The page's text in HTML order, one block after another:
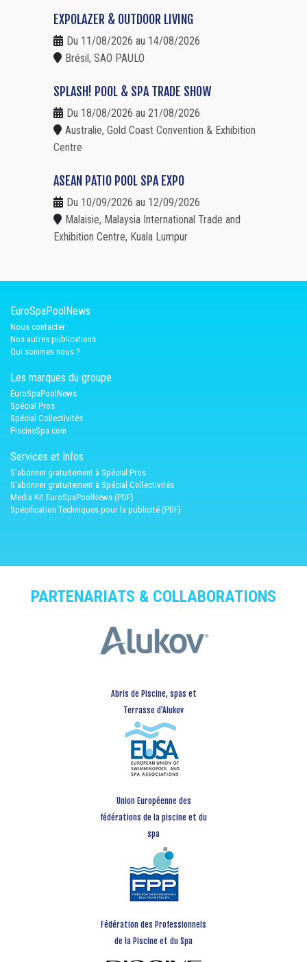
EXPOLAZER & OUTDOOR LIVING
Du 11/08/2026 au 14/08/2026
Brésil, SAO PAULO
SPLASH! POOL & SPA TRADE SHOW
Du 18/08/2026 au 21/08/2026
Australie, Gold Coast Convention & Exhibition
Centre
ASEAN PATIO POOL SPA EXPO
Du 10/09/2026 au 12/09/2026
Malaisie, Malaysia International Trade and
Exhibition Centre, Kuala Lumpur
EuroSpaPoolNews
Nous contacter
Nos autres publications
Qui sommes nous ?
Les marques du groupe
EuroSpaPoolNews
Spécial Pros
Spécial Collectivités
PiscineSpa.com
Services et Infos
S'abonner gratuitement à Spécial Pros
S'abonner gratuitement à Spécial Collectivités
Media Kit EuroSpaPoolNews (PDF)
Spécification Techniques pour la publicité (PDF)
PARTENARIATS & COLLABORATIONS
Abris de Piscine, spas et
Terrasse d’Alukov
Union Européenne des
fédérations de la piscine et du
spa
Fédération des Professionnels
de la Piscine et du Spa